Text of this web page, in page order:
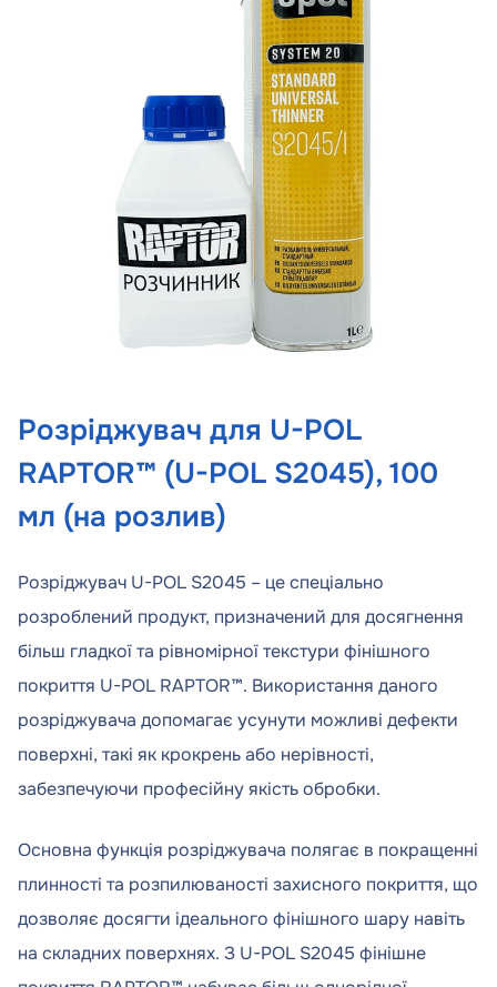
Розріджувач для U-POL
RAPTOR™ (U-POL S2045), 100
мл (на розлив)
Розріджувач U-POL S2045 – це спеціально
розроблений продукт, призначений для досягнення
більш гладкої та рівномірної текстури фінішного
покриття U-POL RAPTOR™. Використання даного
розріджувача допомагає усунути можливі дефекти
поверхні, такі як крокрень або нерівності,
забезпечуючи професійну якість обробки.
Основна функція розріджувача полягає в покращенні
плинності та розпилюваності захисного покриття, що
дозволяє досягти ідеального фінішного шару навіть
на складних поверхнях. З U-POL S2045 фінішне